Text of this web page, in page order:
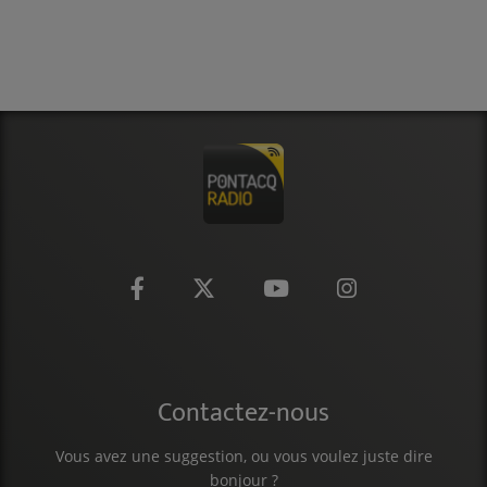
Contactez-nous
Vous avez une suggestion, ou vous voulez juste dire
bonjour ?